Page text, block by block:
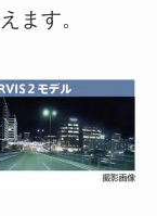
ます。